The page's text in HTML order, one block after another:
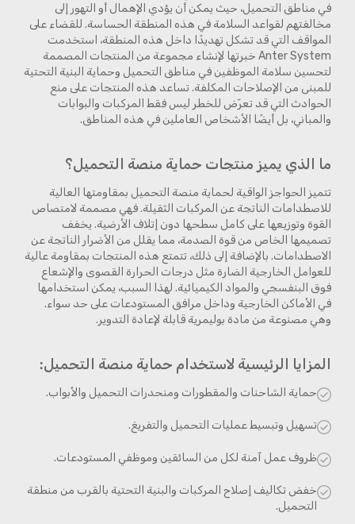
في مناطق التحميل، حيث يمكن أن يؤدي الإهمال أو التهور إلى
مخالفتهم لقواعد السلامة في هذه المنطقة الحساسة. للقضاء على
المواقف التي قد تشكل تهديدًا داخل هذه المنطقة، استخدمت
Anter System خبرتها لإنشاء مجموعة من المنتجات المصممة
لتحسين سلامة الموظفين في مناطق التحميل وحماية البنية التحتية
للمبنى من الإصلاحات المكلفة. تساعد هذه المنتجات على منع
الحوادث التي قد تعرّض للخطر ليس فقط المركبات والبوابات
والمباني، بل أيضًا الأشخاص العاملين في هذه المناطق.
ما الذي يميز منتجات حماية منصة التحميل؟
تتميز الحواجز الواقية لحماية منصة التحميل بمقاومتها العالية
للاصطدامات الناتجة عن المركبات الثقيلة. فهي مصممة لامتصاص
القوة وتوزيعها على كامل سطحها دون إتلاف الأرضية. يخفف
تصميمها الخاص من قوة الصدمة، مما يقلل من الأضرار الناتجة عن
الاصطدامات. بالإضافة إلى ذلك، تتمتع هذه المنتجات بمقاومة عالية
للعوامل الخارجية الضارة مثل درجات الحرارة القصوى والإشعاع
فوق البنفسجي والمواد الكيميائية. لهذا السبب، يمكن استخدامها
في الأماكن الخارجية وداخل مرافق المستودعات على حد سواء.
وهي مصنوعة من مادة بوليمرية قابلة لإعادة التدوير.
المزايا الرئيسية لاستخدام حماية منصة التحميل:
حماية الشاحنات والمقطورات ومنحدرات التحميل والأبواب.
تسهيل وتبسيط عمليات التحميل والتفريغ.
ظروف عمل آمنة لكل من السائقين وموظفي المستودعات.
خفض تكاليف إصلاح المركبات والبنية التحتية بالقرب من منطقة
التحميل.